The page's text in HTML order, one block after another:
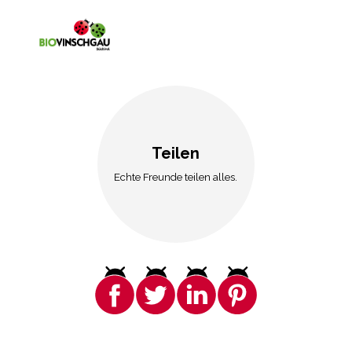
Teilen
Echte Freunde teilen alles.